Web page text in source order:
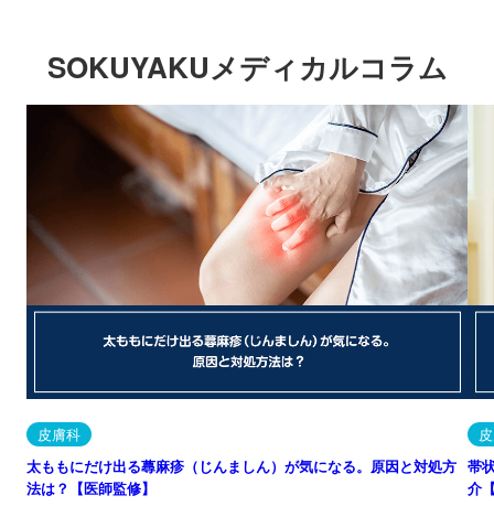
SOKUYAKUメディカルコラム
皮膚科
太ももにだけ出る蕁麻疹（じんましん）が気になる。原因と対処方
法は？【医師監修】
帯
介